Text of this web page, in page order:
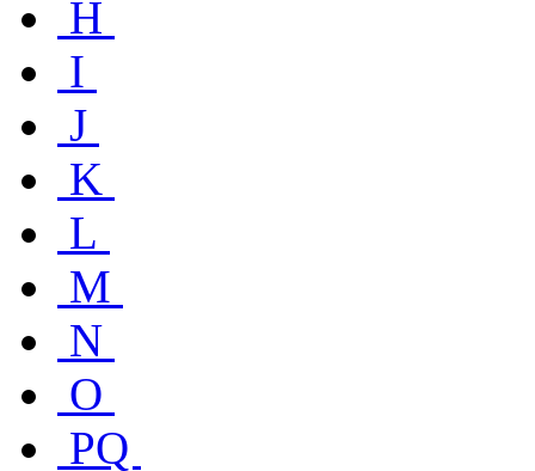
H
I
J
K
L
M
N
O
PQ